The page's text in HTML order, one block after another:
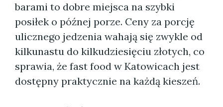
barami to dobre miejsca na szybki
posiłek o późnej porze. Ceny za porcję
ulicznego jedzenia wahają się zwykle od
kilkunastu do kilkudziesięciu złotych, co
sprawia, że fast food w Katowicach jest
dostępny praktycznie na każdą kieszeń.